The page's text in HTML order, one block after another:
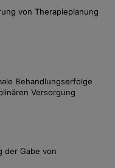
von Therapieplanung
Behandlungserfolge
Versorgung
der Gabe von